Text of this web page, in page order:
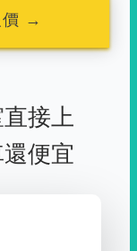
價 →
直接上
便宜